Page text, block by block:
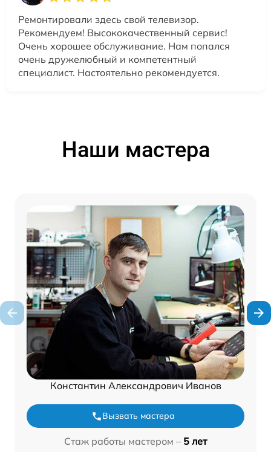
Ремонтировали здесь свой телевизор.
Рекомендуем! Высококачественный сервис!
Очень хорошее обслуживание. Нам попался
очень дружелюбный и компетентный
специалист. Настоятельно рекомендуется.
Наши мастера
Константин Александрович Иванов
Вызвать мастера
Стаж работы мастером – 5 лет